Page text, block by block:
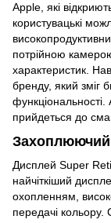
Apple, які
користувацькі
потрійною
характеристик.
бренду, який зміг
прийдеться до
Захоплюючий
Дисплей Super
найчіткіший
охопленням,
передачі кольору.